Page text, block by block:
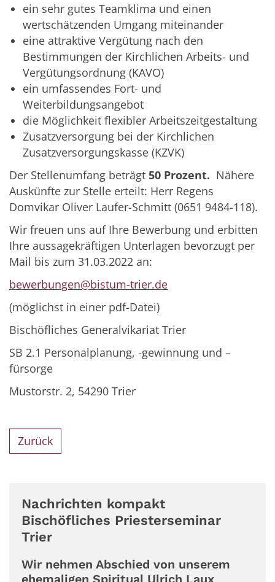
ein sehr gutes Teamklima und einen
wertschätzenden Umgang miteinander
eine attraktive Vergütung nach den
Bestimmungen der Kirchlichen Arbeits- und
Vergütungsordnung (KAVO)
ein umfassendes Fort- und
Weiterbildungsangebot
die Möglichkeit flexibler Arbeitszeitgestaltung
Zusatzversorgung bei der Kirchlichen
Zusatzversorgungskasse (KZVK)
Der Stellenumfang beträgt 50 Prozent. Nähere
Auskünfte zur Stelle erteilt: Herr Regens
Domvikar Oliver Laufer-Schmitt (0651 9484-118).
Wir freuen uns auf Ihre Bewerbung und erbitten
Ihre aussagekräftigen Unterlagen bevorzugt per
Mail bis zum 31.03.2022 an:
bewerbungen@bistum-trier.de
(möglichst in einer pdf-Datei)
Bischöfliches Generalvikariat Trier
SB 2.1 Personalplanung, -gewinnung und –
fürsorge
Mustorstr. 2, 54290 Trier
Zurück
Nachrichten kompakt
Bischöfliches Priesterseminar
Trier
Wir nehmen Abschied von unserem